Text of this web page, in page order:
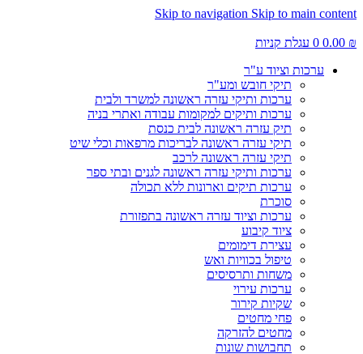
Skip to navigation Skip to main content
0.00 ₪
0 עגלת קניות
ערכות וציוד ע"ר
תיקי חובש ומע"ר
ערכות ותיקי עזרה ראשונה למשרד ולבית
ערכות ותיקים למקומות עבודה ואתרי בניה
תיק עזרה ראשונה לבית כנסת
תיקי עזרה ראשונה לבריכות מרפאות וכלי שיט
תיקי עזרה ראשונה לרכב
ערכות ותיקי עזרה ראשונה לגנים ובתי ספר
ערכות תיקים וארונות ללא תכולה
סוכרת
ערכות וציוד עזרה ראשונה בתפזורת
ציוד קיבוע
עצירת דימומים
טיפול בכוויות ואש
משחות ותרסיסים
ערכות עירוי
שקיות קירור
פחי מחטים
מחטים להזרקה
תחבושות שונות